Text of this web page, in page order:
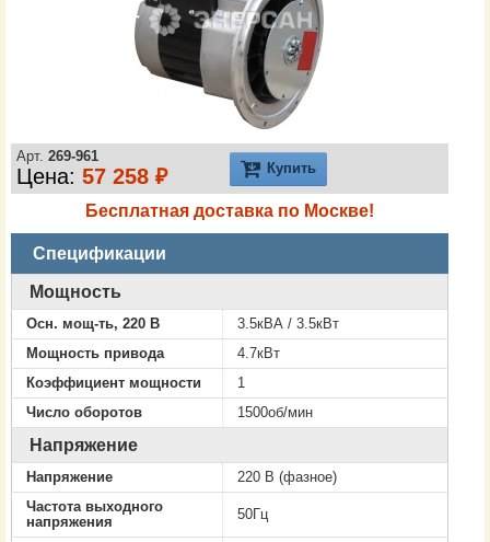
Арт. 269-961
Цена: 57 258 ₽ Купить
Бесплатная доставка по Москве!
Спецификации
Мощность
Осн. мощ-ть, 220 В
3.5кВА / 3.5кВт
Мощность привода
4.7кВт
Коэффициент мощности
1
Число оборотов
1500об/мин
Напряжение
Напряжение
220 В (фазное)
Частота выходного
напряжения
50Гц